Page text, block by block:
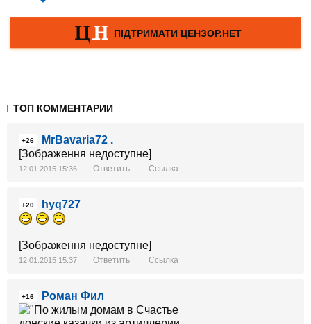
ТОП КОММЕНТАРИИ
+26
MrBavaria72 .
[Зображення недоступне]
12.01.2015 15:36 Ответить Ссылка
+20 hyq727
[Зображення недоступне]
12.01.2015 15:37 Ответить Ссылка
+16 Роман Фил